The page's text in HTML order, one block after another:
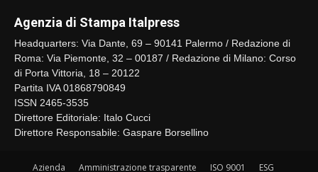
Agenzia di Stampa Italpress
Headquarters: Via Dante, 69 – 90141 Palermo / Redazione di
Roma: Via Piemonte, 32 – 00187 / Redazione di Milano: Corso
di Porta Vittoria, 18 – 20122
Partita IVA 01868790849
ISSN 2465-3535
Direttore Editoriale: Italo Cucci
Direttore Responsabile: Gaspare Borsellino
Azienda Amministrazione trasparente ISO 9001 ESG